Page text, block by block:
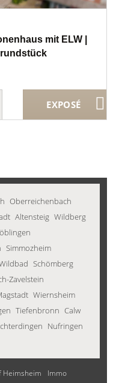
mit ELW |
Oberreichenbach
Altensteig Wildberg
Simmozheim
Schömberg
Zavelstein
Wiernsheim
Tiefenbronn Calw
Nufringen
Heimsheim
Immo